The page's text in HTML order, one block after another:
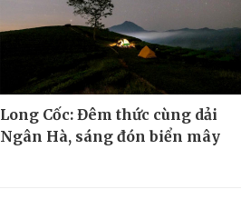
Long Cốc: Đêm thức cùng dải
Ngân Hà, sáng đón biển mây